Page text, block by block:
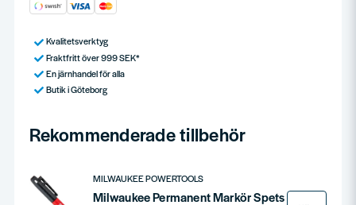
Kvalitetsverktyg
Fraktfritt över 999 SEK*
En järnhandel för alla
Butik i Göteborg
Rekommenderade tillbehör
MILWAUKEE POWERTOOLS
Milwaukee Permanent Markör Spets